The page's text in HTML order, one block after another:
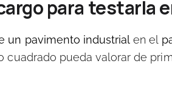
para testarla
un pavimento industrial en el
cuadrado pueda valorar de